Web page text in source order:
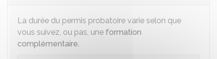
La durée du permis probatoire varie selon que
vous suivez, ou pas, une formation
complémentaire.